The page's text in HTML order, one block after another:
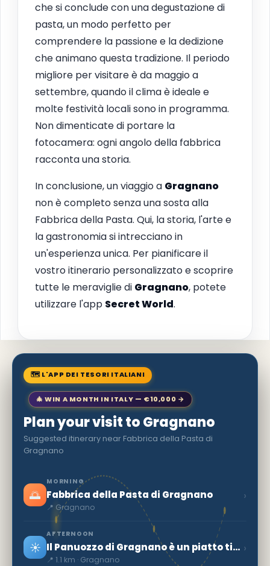
che si conclude con una degustazione di
pasta, un modo perfetto per
comprendere la passione e la dedizione
che animano questa tradizione. Il periodo
migliore per visitare è da maggio a
settembre, quando il clima è ideale e
molte festività locali sono in programma.
Non dimenticate di portare la
fotocamera: ogni angolo della fabbrica
racconta una storia.
In conclusione, un viaggio a Gragnano
non è completo senza una sosta alla
Fabbrica della Pasta. Qui, la storia, l'arte e
la gastronomia si intrecciano in
un'esperienza unica. Per pianificare il
vostro itinerario personalizzato e scoprire
tutte le meraviglie di Gragnano, potete
utilizzare l'app Secret World.
🗺 L'APP DEI TESORI ITALIANI
🎄 WIN A MONTH IN ITALY — €10,000 →
Plan your visit to Gragnano
Suggested itinerary near Fabbrica della Pasta di
Gragnano
🌅
MORNING
Fabbrica della Pasta di Gragnano
📍 Gragnano
›
☀️
AFTERNOON
Il Panuozzo di Gragnano è un piatto tipico della tradizione campana, anzi, per
📍 1.1 km · Gragnano
›